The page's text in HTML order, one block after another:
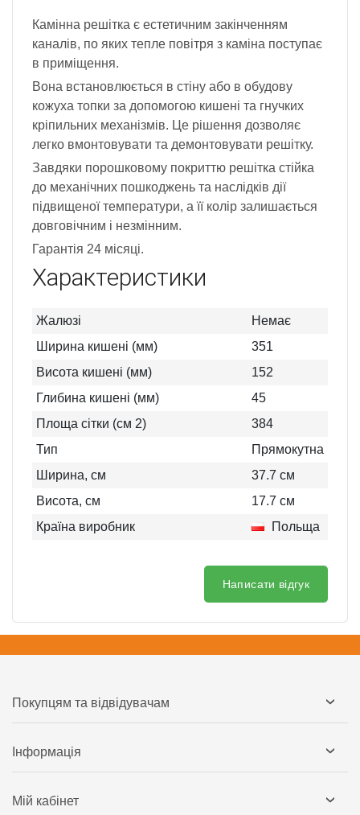
Камінна решітка є естетичним закінченням
каналів, по яких тепле повітря з каміна поступає
в приміщення.
Вона встановлюється в стіну або в обудову
кожуха топки за допомогою кишені та гнучких
кріпильних механізмів. Це рішення дозволяє
легко вмонтовувати та демонтовувати решітку.
Завдяки порошковому покриттю решітка стійка
до механічних пошкоджень та наслідків дії
підвищеної температури, а її колір залишається
довговічним і незмінним.
Гарантія 24 місяці.
Характеристики
Жалюзі
Немає
Ширина кишені (мм)
351
Висота кишені (мм)
152
Глибина кишені (мм)
45
Площа сітки (см 2)
384
Тип
Прямокутна
Ширина, см
37.7 см
Висота, см
17.7 см
Країна виробник
Польща
Написати відгук
Покупцям та відвідувачам
Інформація
Мій кабінет